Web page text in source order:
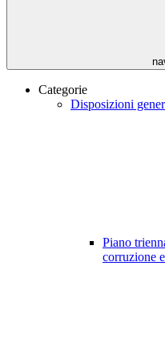
Categorie
Disposizioni
Piano
corruzione